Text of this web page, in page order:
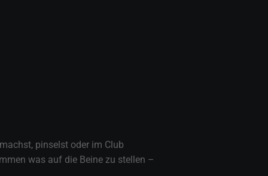
pinselst oder im Club
was auf die Beine zu stellen –